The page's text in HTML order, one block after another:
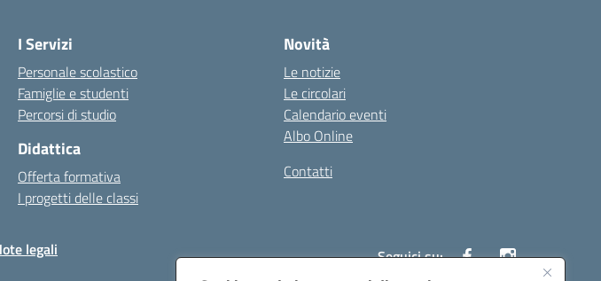
I Servizi
Personale scolastico
Famiglie e studenti
Percorsi di studio
Didattica
Offerta formativa
I progetti delle classi
Novità
Le notizie
Le circolari
Calendario eventi
Albo Online
Contatti
legali Seguici su: